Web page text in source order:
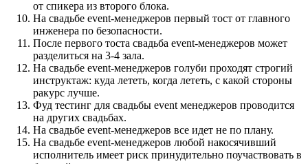
от спикера из второго блока.
На свадьбе event-менеджеров первый тост от главного
инженера по безопасности.
После первого тоста свадьба event-менеджеров может
разделиться на 3-4 зала.
На свадьбе event-менеджеров голуби проходят строгий
инструктаж: куда лететь, когда лететь, с какой стороны
ракурс лучше.
Фуд тестинг для свадьбы event менеджеров проводится
на других свадьбах.
На свадьбе event-менеджеров все идет не по плану.
На свадьбе event-менеджеров любой накосячивший
исполнитель имеет риск принудительно поучаствовать в